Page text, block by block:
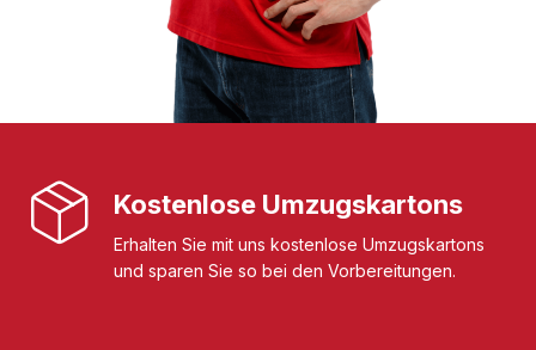
Kostenlose Umzugskartons
Erhalten Sie mit uns kostenlose Umzugskartons
und sparen Sie so bei den Vorbereitungen.